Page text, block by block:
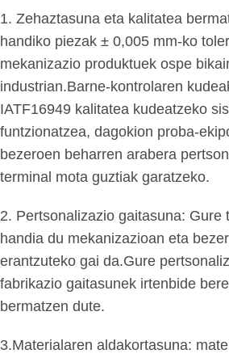
1. Zehaztasuna eta kalitatea
handiko piezak ± 0,005 mm-ko
mekanizazio produktuek ospe
industrian.Barne-kontrolaren
IATF16949 kalitatea kudeatzeko
funtzionatzea, dagokion proba-
bezeroen beharren arabera
terminal mota guztiak garatzeko.
2. Pertsonalizazio gaitasuna: Gure
handia du mekanizazioan eta
erantzuteko gai da.Gure
fabrikazio gaitasunek irtenbide
bermatzen dute.
3.Materialaren aldakortasuna: